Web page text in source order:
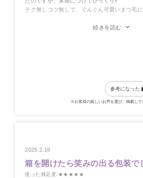
テク無しコツ無しで、ぐんぐん可愛いまつ毛に
ついて、軽くスライドするだけでチャーミン
ビューラーをする際にあまり一気に上に巻き
小刻みに上げた後、このマスカラを着けてみ
決して高い買い物ではないと思います。
続きを読む
参考になった
※お客様の嬉しいお声を選び、掲載して
2025.2.18
箱を開けたら笑みの出る包装で
使った満足度:★★★★★